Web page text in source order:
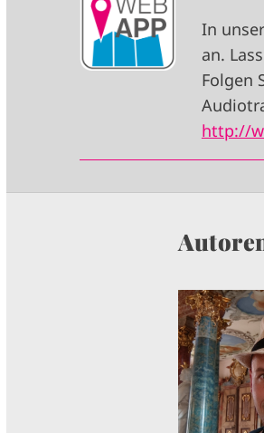
M
G
In
an.
Folgen
http://
I
M
A
G
E